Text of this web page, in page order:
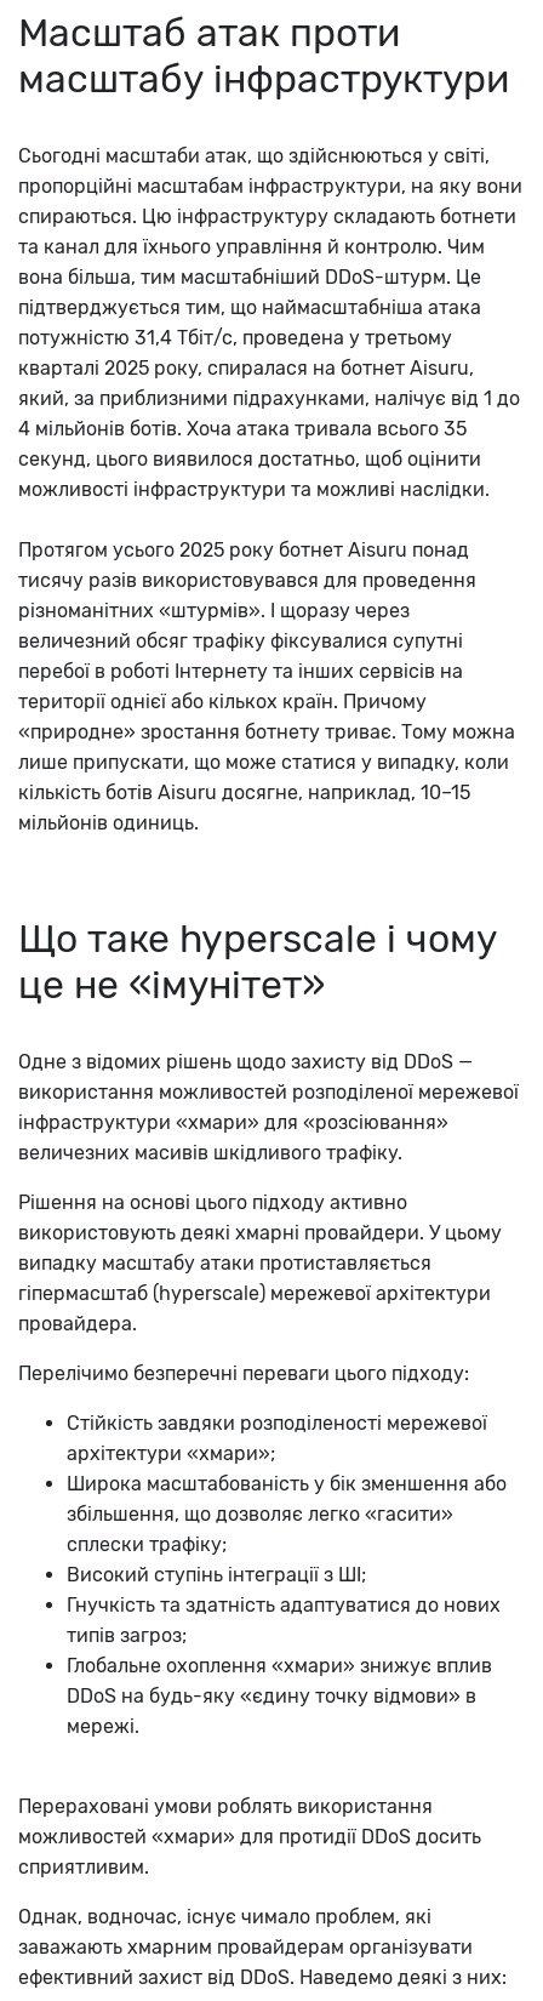
Масштаб атак проти
масштабу інфраструктури
Сьогодні масштаби атак, що здійснюються у світі,
пропорційні масштабам інфраструктури, на яку вони
спираються. Цю інфраструктуру складають ботнети
та канал для їхнього управління й контролю. Чим
вона більша, тим масштабніший DDoS-штурм. Це
підтверджується тим, що наймасштабніша атака
потужністю 31,4 Тбіт/с, проведена у третьому
кварталі 2025 року, спиралася на ботнет Aisuru,
який, за приблизними підрахунками, налічує від 1 до
4 мільйонів ботів. Хоча атака тривала всього 35
секунд, цього виявилося достатньо, щоб оцінити
можливості інфраструктури та можливі наслідки.
Протягом усього 2025 року ботнет Aisuru понад
тисячу разів використовувався для проведення
різноманітних «штурмів». І щоразу через
величезний обсяг трафіку фіксувалися супутні
перебої в роботі Інтернету та інших сервісів на
території однієї або кількох країн. Причому
«природне» зростання ботнету триває. Тому можна
лише припускати, що може статися у випадку, коли
кількість ботів Aisuru досягне, наприклад, 10–15
мільйонів одиниць.
Що таке hyperscale і чому
це не «імунітет»
Одне з відомих рішень щодо захисту від DDoS —
використання можливостей розподіленої мережевої
інфраструктури «хмари» для «розсіювання»
величезних масивів шкідливого трафіку.
Рішення на основі цього підходу активно
використовують деякі хмарні провайдери. У цьому
випадку масштабу атаки протиставляється
гіпермасштаб (hyperscale) мережевої архітектури
провайдера.
Перелічимо безперечні переваги цього підходу:
Стійкість завдяки розподіленості мережевої
архітектури «хмари»;
Широка масштабованість у бік зменшення або
збільшення, що дозволяє легко «гасити»
сплески трафіку;
Високий ступінь інтеграції з ШІ;
Гнучкість та здатність адаптуватися до нових
типів загроз;
Глобальне охоплення «хмари» знижує вплив
DDoS на будь-яку «єдину точку відмови» в
мережі.
Перераховані умови роблять використання
можливостей «хмари» для протидії DDoS досить
сприятливим.
Однак, водночас, існує чимало проблем, які
заважають хмарним провайдерам організувати
ефективний захист від DDoS. Наведемо деякі з них: